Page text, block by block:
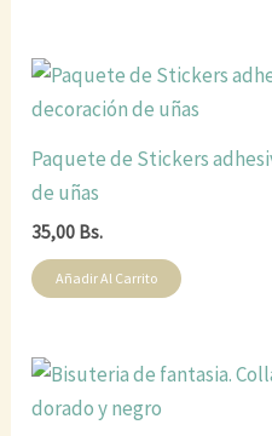
Paquete de Stickers
de uñas
35,00 Bs.
Añadir Al Carrito